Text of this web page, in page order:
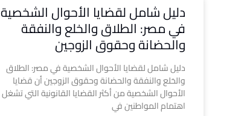
دليل شامل لقضايا الأحوال الشخصية
في مصر: الطلاق والخلع والنفقة
والحضانة وحقوق الزوجين
دليل شامل لقضايا الأحوال الشخصية في مصر: الطلاق
والخلع والنفقة والحضانة وحقوق الزوجين أن قضايا
الأحوال الشخصية من أكثر القضايا القانونية التي تشغل
اهتمام المواطنين في